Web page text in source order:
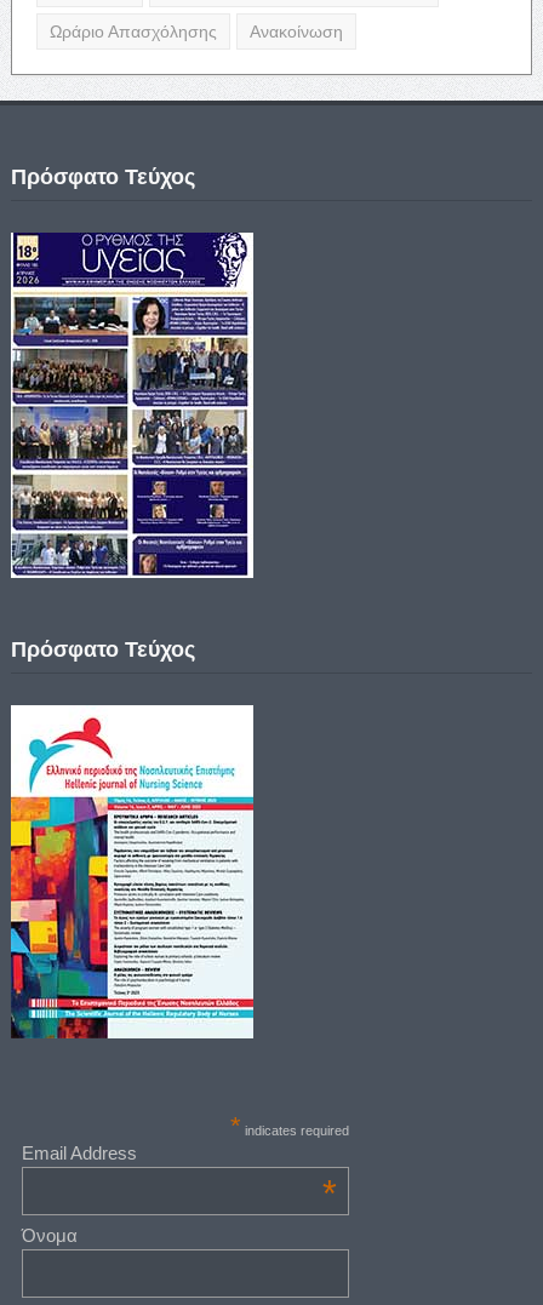
Ωράριο Απασχόλησης Ανακοίνωση
Πρόσφατο Τεύχος
Πρόσφατο Τεύχος
* indicates required
Email Address
*
Όνομα